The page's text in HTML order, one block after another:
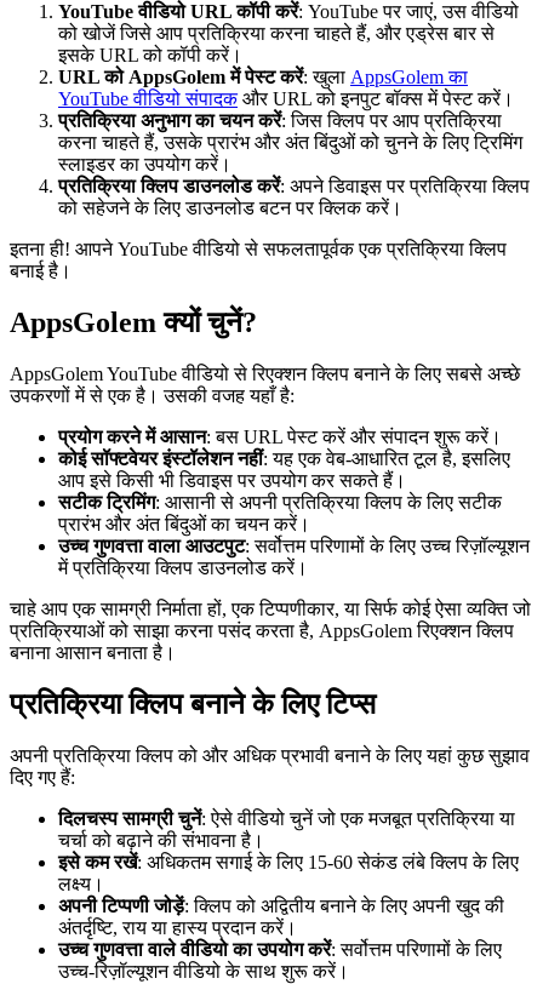
YouTube वीडियो URL कॉपी करें: YouTube पर जाएं, उस वीडियो
को खोजें जिसे आप प्रतिक्रिया करना चाहते हैं, और एड्रेस बार से
इसके URL को कॉपी करें।
URL को AppsGolem में पेस्ट करें: खुला AppsGolem का
YouTube वीडियो संपादकऔर URL को इनपुट बॉक्स में पेस्ट करें।
प्रतिक्रिया अनुभाग का चयन करें: जिस क्लिप पर आप प्रतिक्रिया
करना चाहते हैं, उसके प्रारंभ और अंत बिंदुओं को चुनने के लिए ट्रिमिंग
स्लाइडर का उपयोग करें।
प्रतिक्रिया क्लिप डाउनलोड करें: अपने डिवाइस पर प्रतिक्रिया क्लिप
को सहेजने के लिए डाउनलोड बटन पर क्लिक करें।
इतना ही! आपने YouTube वीडियो से सफलतापूर्वक एक प्रतिक्रिया क्लिप
बनाई है।
AppsGolem क्यों चुनें?
AppsGolem YouTube वीडियो से रिएक्शन क्लिप बनाने के लिए सबसे अच्छे
उपकरणों में से एक है। उसकी वजह यहाँ है:
प्रयोग करने में आसान: बस URL पेस्ट करें और संपादन शुरू करें।
कोई सॉफ्टवेयर इंस्टॉलेशन नहीं: यह एक वेब-आधारित टूल है, इसलिए
आप इसे किसी भी डिवाइस पर उपयोग कर सकते हैं।
सटीक ट्रिमिंग: आसानी से अपनी प्रतिक्रिया क्लिप के लिए सटीक
प्रारंभ और अंत बिंदुओं का चयन करें।
उच्च गुणवत्ता वाला आउटपुट: सर्वोत्तम परिणामों के लिए उच्च रिज़ॉल्यूशन
में प्रतिक्रिया क्लिप डाउनलोड करें।
चाहे आप एक सामग्री निर्माता हों, एक टिप्पणीकार, या सिर्फ कोई ऐसा व्यक्ति जो
प्रतिक्रियाओं को साझा करना पसंद करता है, AppsGolem रिएक्शन क्लिप
बनाना आसान बनाता है।
प्रतिक्रिया क्लिप बनाने के लिए टिप्स
अपनी प्रतिक्रिया क्लिप को और अधिक प्रभावी बनाने के लिए यहां कुछ सुझाव
दिए गए हैं:
दिलचस्प सामग्री चुनें: ऐसे वीडियो चुनें जो एक मजबूत प्रतिक्रिया या
चर्चा को बढ़ाने की संभावना है।
इसे कम रखें: अधिकतम सगाई के लिए 15-60 सेकंड लंबे क्लिप के लिए
लक्ष्य।
अपनी टिप्पणी जोड़ें: क्लिप को अद्वितीय बनाने के लिए अपनी खुद की
अंतर्दृष्टि, राय या हास्य प्रदान करें।
उच्च गुणवत्ता वाले वीडियो का उपयोग करें: सर्वोत्तम परिणामों के लिए
उच्च-रिज़ॉल्यूशन वीडियो के साथ शुरू करें।